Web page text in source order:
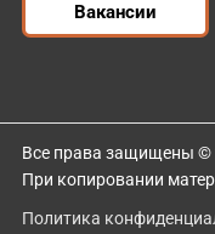
Вакансии
Все права защищены ©
При копировании
Политика